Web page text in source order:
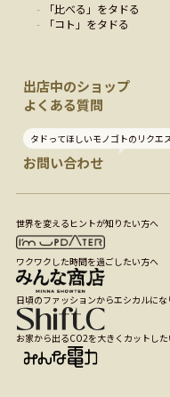
「比べる 」をタドる
「コト 」をタドる
出店中のショップ
よくある質問
タドってほしいモノゴトのリクエ
お問い合わせ
世界を変えるヒントが知りたい方へ
ワクワクした時間を過ごしたい方へ
日頃のファッションからエシカルに
お家から出るCO2を大きくカットし